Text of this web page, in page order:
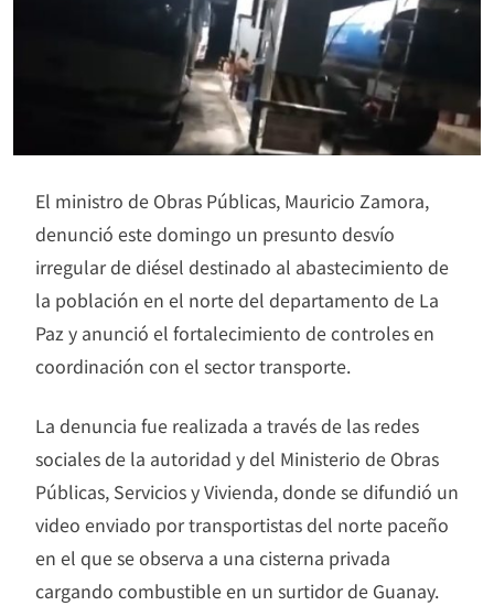
El ministro de Obras Públicas, Mauricio Zamora,
denunció este domingo un presunto desvío
irregular de diésel destinado al abastecimiento de
la población en el norte del departamento de La
Paz y anunció el fortalecimiento de controles en
coordinación con el sector transporte.
La denuncia fue realizada a través de las redes
sociales de la autoridad y del Ministerio de Obras
Públicas, Servicios y Vivienda, donde se difundió un
video enviado por transportistas del norte paceño
en el que se observa a una cisterna privada
cargando combustible en un surtidor de Guanay.